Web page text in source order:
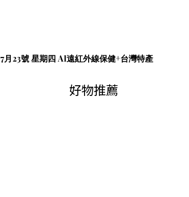
7月23號 星期四 AI遠紅外線保健+台灣特產
好物推薦